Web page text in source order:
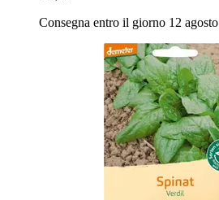
Consegna entro il giorno 12 agosto